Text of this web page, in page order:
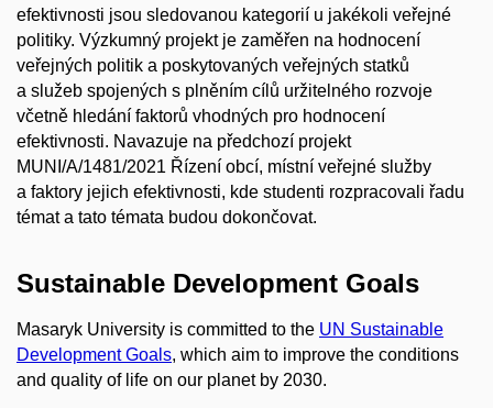
efektivnosti jsou sledovanou kategorií u jakékoli veřejné
politiky. Výzkumný projekt je zaměřen na hodnocení
veřejných politik a poskytovaných veřejných statků
a služeb spojených s plněním cílů uržitelného rozvoje
včetně hledání faktorů vhodných pro hodnocení
efektivnosti. Navazuje na předchozí projekt
MUNI/A/1481/2021 Řízení obcí, místní veřejné služby
a faktory jejich efektivnosti, kde studenti rozpracovali řadu
témat a tato témata budou dokončovat.
Sustainable Development Goals
Masaryk University is committed to the UN Sustainable
Development Goals, which aim to improve the conditions
and quality of life on our planet by 2030.